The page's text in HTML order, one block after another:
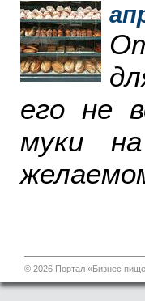
его не
муки
© 2026 Портал «Бизнес